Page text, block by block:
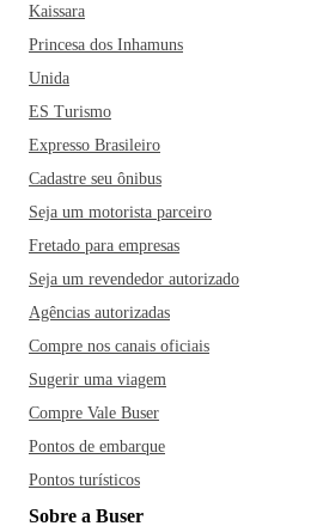
Kaissara
Princesa dos Inhamuns
Unida
ES Turismo
Expresso Brasileiro
Cadastre seu ônibus
Seja um motorista parceiro
Fretado para empresas
Seja um revendedor autorizado
Agências autorizadas
Compre nos canais oficiais
Sugerir uma viagem
Compre Vale Buser
Pontos de embarque
Pontos turísticos
Sobre a Buser